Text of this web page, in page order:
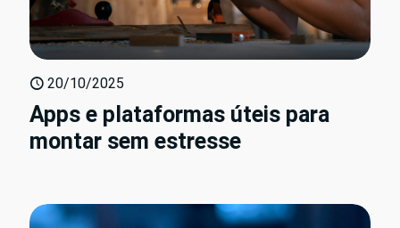
20/10/2025
Apps e plataformas úteis para
montar sem estresse